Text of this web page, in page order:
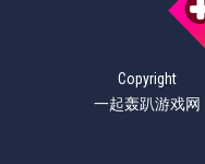
Copyright
一起轰趴游戏网